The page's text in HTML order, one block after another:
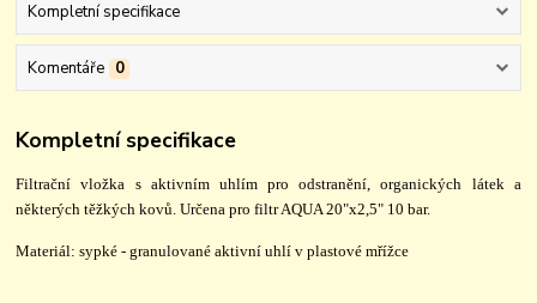
Kompletní specifikace
Komentáře 0
Kompletní specifikace
Filtrační vložka s aktivním uhlím pro odstranění, organických látek a
některých těžkých kovů. Určena pro filtr AQUA 20"x2,5" 10 bar.
Materiál: sypké - granulované aktivní uhlí v plastové mřížce